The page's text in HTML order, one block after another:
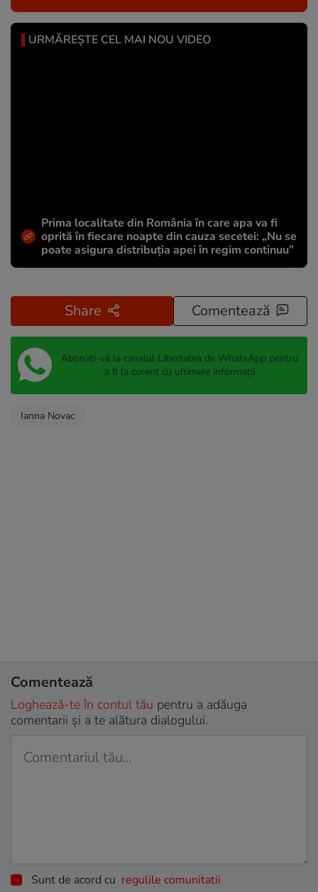
URMĂREȘTE CEL MAI NOU VIDEO
Prima localitate din România în care apa va fi
oprită în fiecare noapte din cauza secetei: „Nu se
poate asigura distribuția apei în regim continuu”
Share Comentează
Abonați-vă la canalul Libertatea de WhatsApp pentru
a fi la curent cu ultimele informații
Ianna Novac
Comentează
Loghează-te în contul tău pentru a adăuga
comentarii și a te alătura dialogului.
Sunt de acord cu regulile comunitatii